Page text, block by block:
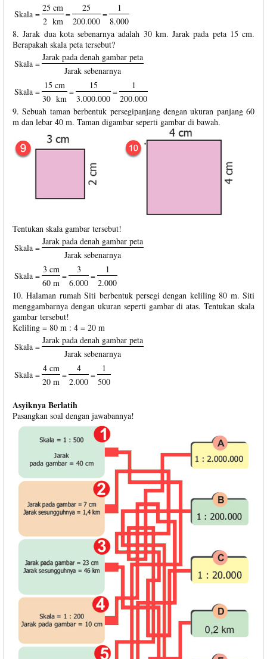
Skala =
25 cm
=
25
=
1
2 km
200.000
8.000
8. Jarak dua kota sebenarnya adalah 30 km. Jarak pada peta 15 cm.
Berapakah skala peta tersebut?
Skala =
Jarak pada denah gambar peta
Jarak sebenarnya
Skala =
15 cm
=
15
=
1
30 km
3.000.000
200.000
9. Sebuah taman berbentuk persegipanjang dengan ukuran panjang 60
m dan lebar 40 m. Taman digambar seperti gambar di bawah.
Tentukan skala gambar tersebut!
Skala =
Jarak pada denah gambar peta
Jarak sebenarnya
Skala =
3 cm
=
3
=
1
60 m
6.000
2.000
10. Halaman rumah Siti berbentuk persegi dengan keliling 80 m. Siti
menggambarnya dengan ukuran seperti gambar di atas. Tentukan skala
gambar tersebut!
Keliling = 80 m : 4 = 20 m
Skala =
Jarak pada denah gambar peta
Jarak sebenarnya
Skala =
4 cm
=
4
=
1
20 m
2.000 500
Asyiknya Berlatih
Pasangkan soal dengan jawabannya!